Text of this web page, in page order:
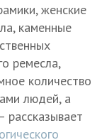
женские
каменные
ремесла,
количество
людей, а